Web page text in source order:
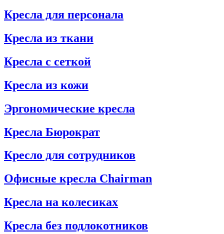
Кресла для персонала
Кресла из ткани
Кресла с сеткой
Кресла из кожи
Эргономические кресла
Кресла Бюрократ
Кресло для сотрудников
Офисные кресла Chairman
Кресла на колесиках
Кресла без подлокотников